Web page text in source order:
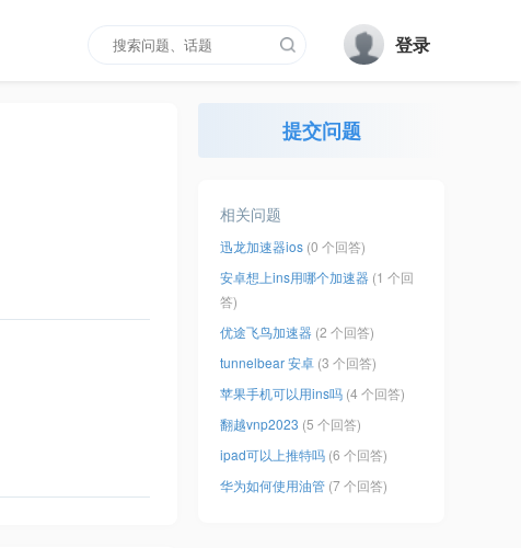
登录
提交问题
相关问题
迅龙加速器ios (0 个回答)
安卓想上ins用哪个加速器 (1 个回
答)
优途飞鸟加速器 (2 个回答)
tunnelbear 安卓 (3 个回答)
苹果手机可以用ins吗 (4 个回答)
翻越vnp2023 (5 个回答)
ipad可以上推特吗 (6 个回答)
华为如何使用油管 (7 个回答)